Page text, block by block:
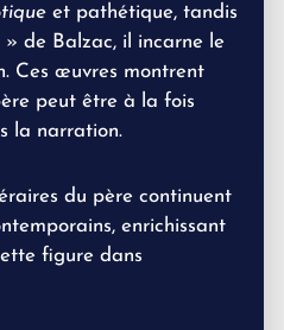
et pathétique, tandis
de Balzac, il incarne le
Ces œuvres montrent
peut être à la fois
la narration.
du père continuent
enrichissant
figure dans